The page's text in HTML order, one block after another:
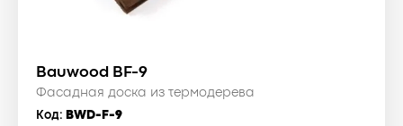
Bauwood BF-9
Фасадная доска из термодерева
Код: BWD-F-9